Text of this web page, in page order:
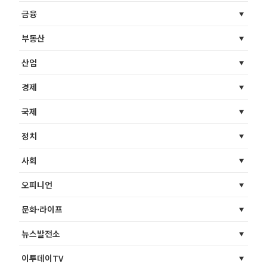
금융
부동산
산업
경제
국제
정치
사회
오피니언
문화·라이프
뉴스발전소
이투데이TV